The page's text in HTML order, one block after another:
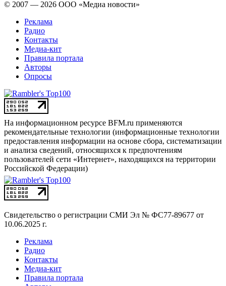
© 2007 — 2026 ООО «Медиа новости»
Реклама
Радио
Контакты
Медиа-кит
Правила портала
Авторы
Опросы
На информационном ресурсе BFM.ru применяются
рекомендательные технологии (информационные технологии
предоставления информации на основе сбора, систематизации
и анализа сведений, относящихся к предпочтениям
пользователей сети «Интернет», находящихся на территории
Российской Федерации)
Свидетельство о регистрации СМИ Эл № ФС77-89677 от
10.06.2025 г.
Реклама
Радио
Контакты
Медиа-кит
Правила портала